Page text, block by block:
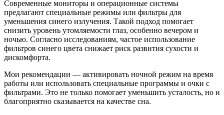
Современные мониторы и операционные системы
предлагают специальные режимы или фильтры для
уменьшения синего излучения. Такой подход помогает
снизить уровень утомляемости глаз, особенно вечером и
ночью. Согласно исследованиям, частое использование
фильтров синего цвета снижает риск развития сухости и
дискомфорта.
Мои рекомендации — активировать ночной режим на время
работы или использовать специальные программы и очки с
фильтрами. Это не только помогает уменьшить усталость, но и
благоприятно сказывается на качестве сна.